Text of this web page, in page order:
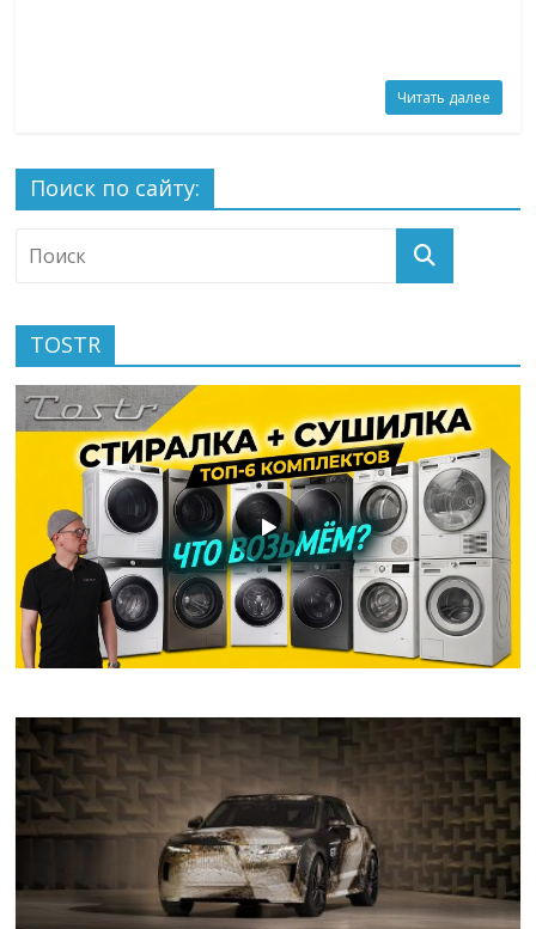
Читать далее
Поиск по сайту:
TOSTR